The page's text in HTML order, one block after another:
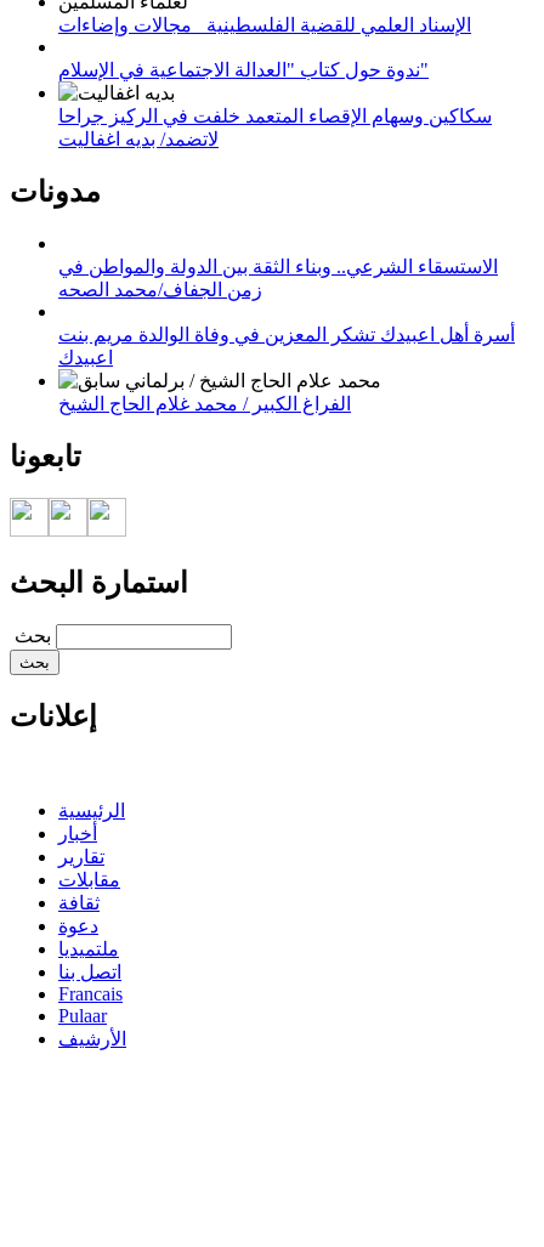
الإسناد العلمي للقضية الفلسطينية_ مجالات وإضاءات
ندوة حول كتاب "العدالة الاجتماعية في الإسلام"
سكاكين وسهام الإقصاء المتعمد خلفت في الركيز جراحا
لاتضمد/ بديه اغفاليت
مدونات
الاستسقاء الشرعي.. وبناء الثقة بين الدولة والمواطن في
زمن الجفاف/محمد الصحه
أسرة أهل اعبيدك تشكر المعزين في وفاة الوالدة مريم بنت
اعبيدك
الفراغ الكبير / محمد غلام الحاج الشيخ
تابعونا
استمارة البحث
‏بحث ‏
إعلانات
الرئيسية
أخبار
تقارير
مقابلات
ثقافة
دعوة
ملتميديا
اتصل بنا
Francais
Pulaar
الأرشيف